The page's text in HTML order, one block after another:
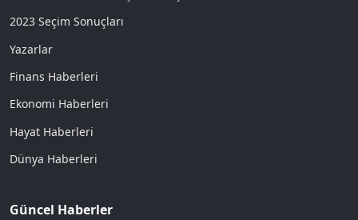
2023 Seçim Sonuçları
Yazarlar
Finans Haberleri
Ekonomi Haberleri
Hayat Haberleri
Dünya Haberleri
Güncel Haberler